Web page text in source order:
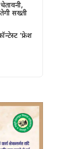
सख्ती
‘फ्रेश